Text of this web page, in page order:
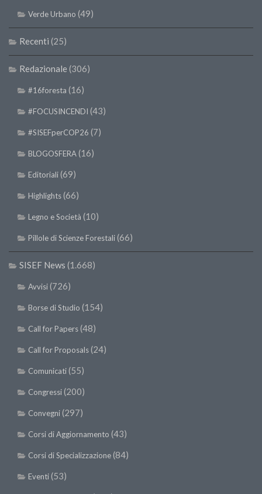
XIV Congresso (Padova 2024)
XIII Congresso (Orvieto 2022)
XI Congresso (Roma 2017)
X Congresso (Firenze 2015)
IX Congresso (Bolzano 2013)
VIII Congresso (Rende 2011)
III Congresso (Viterbo 2001)
II Congresso (Bologna 1999)
I Congresso (Padova 1997)
Redazione
Pagina Principale
Editoriali
Comunicati
Infografiche
Video
PDF
Verde Urbano (49)
Recenti (25)
Redazionale (306)
#16foresta (16)
#FOCUSINCENDI (43)
#SISEFperCOP26 (7)
BLOGOSFERA(16)
Editoriali(69)
Highlights(66)
Legno e Società (10)
Pillole di Scienze Forestali(66)
SISEF News (1.668)
Avvisi(726)
Borse di Studio (154)
Call for Papers(48)
Call for Proposals(24)
Comunicati(55)
Congressi(200)
Convegni(297)
Corsi di Aggiornamento (43)
Corsi di Specializzazione(84)
Eventi(53)